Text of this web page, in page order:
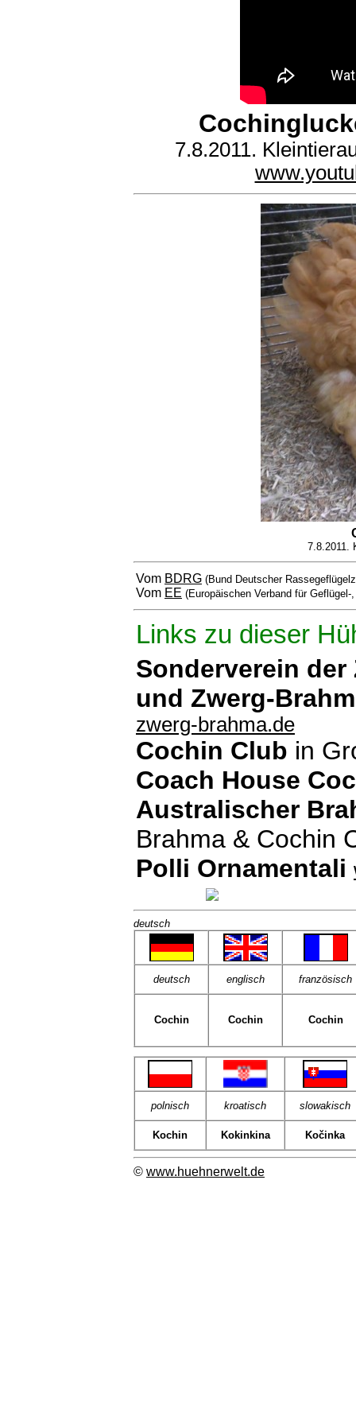
7.8.2011.
7.8.2011.
Vom BDRG (Bund Deutscher
Vom EE (Europäischen Verband für
Links zu dieser
Sonderverein
und Zwerg-
zwerg-brahma.de
Cochin Club in
Coach House
Australischer
Brahma & Cochin
Polli Ornamentali
deutsch
deutsch englisch französisch
Cochin Cochin Cochin
polnisch kroatisch slowakisch
Kochin Kokinkina Kočinka
© www.huehnerwelt.de